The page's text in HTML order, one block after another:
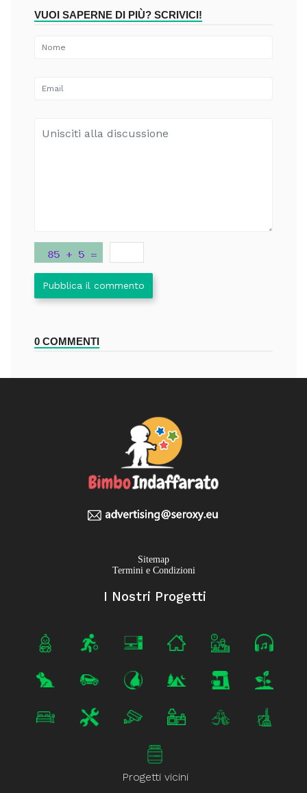
VUOI SAPERNE DI PIÙ? SCRIVICI!
Pubblica il commento
0 COMMENTI
Sitemap
Termini e Condizioni
I Nostri Progetti
Progetti vicini